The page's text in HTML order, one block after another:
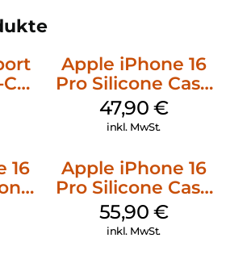
Apple iPhone 16
Pro Silicone Case
MagSafe Denim
47,90 €
inkl. MwSt.
16
Apple iPhone 16
Pro Silicone Case
MagSafe Stone
Gray
55,90 €
inkl. MwSt.